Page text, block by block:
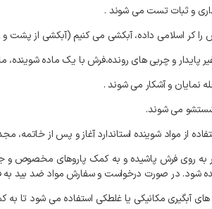
و ثبات تست می شوند .
راکر اسلامی داده، آبکشی می کنیم(آبکشی از پشت و
پایدار و چربی های رونده،فرش با یک ماده شوینده،
نمایان و آشکار می شوند.
می شوند.
از مواد شوینده استاندارد آغاز و پس از خاتمه،
به روی فرش پاشیده و به کمک پاروهای مخصوص و
شود. در صورت درخواست و سفارش مواد ضد بید به
های آبگیری مکانیکی یا غلطکی استفاده می شود تا به